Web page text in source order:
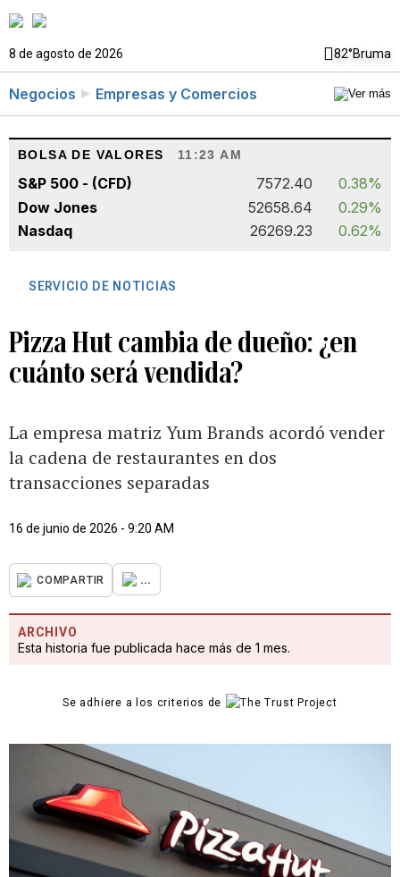
8 de agosto de 2026 82°Bruma
Negocios Empresas y Comercios
BOLSA DE VALORES 11:23 AM
S&P 500 - (CFD) 7572.40
0.38%
Dow Jones
52658.64
0.29%
Nasdaq
26269.23 0.62%
SERVICIO DE NOTICIAS
Pizza Hut cambia de dueño: ¿en
cuánto será vendida?
La empresa matriz Yum Brands acordó vender
la cadena de restaurantes en dos
transacciones separadas
16 de junio de 2026 - 9:20 AM
COMPARTIR ...
ARCHIVO
Esta historia fue publicada hace más de 1 mes.
Se adhiere a los criterios de